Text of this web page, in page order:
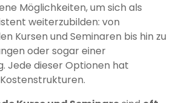
Möglichkeiten, um sich als
weiterzubilden: von
Kursen und Seminaren bis hin zu
oder sogar einer
Jede dieser Optionen hat